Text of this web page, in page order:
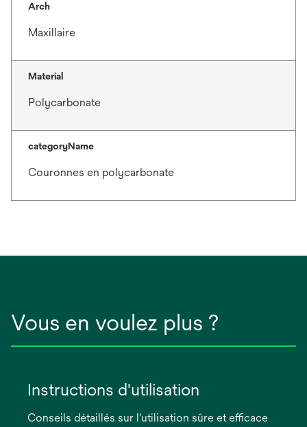
Arch
Maxillaire
Material
Polycarbonate
categoryName
Couronnes en polycarbonate
Vous en voulez plus ?
Instructions d'utilisation
Conseils détaillés sur l'utilisation sûre et efficace